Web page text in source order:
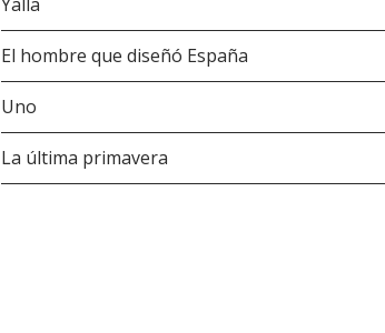
El hombre que diseñó España
Uno
La última primavera